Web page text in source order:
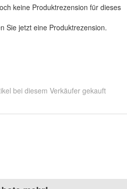
keine Produktrezension für dieses
Sie jetzt eine Produktrezension.
bei diesem Verkäufer gekauft